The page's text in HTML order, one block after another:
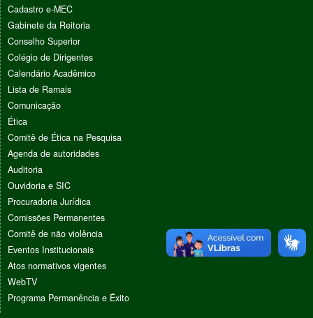
Cadastro e-MEC
Gabinete da Reitoria
Conselho Superior
Colégio de Dirigentes
Calendário Acadêmico
Lista de Ramais
Comunicação
Ética
Comitê de Ética na Pesquisa
Agenda de autoridades
Auditoria
Ouvidoria e SIC
Procuradoria Jurídica
Comissões Permanentes
Comitê de não violência
Eventos Institucionais
Atos normativos vigentes
WebTV
Programa Permanência e Êxito